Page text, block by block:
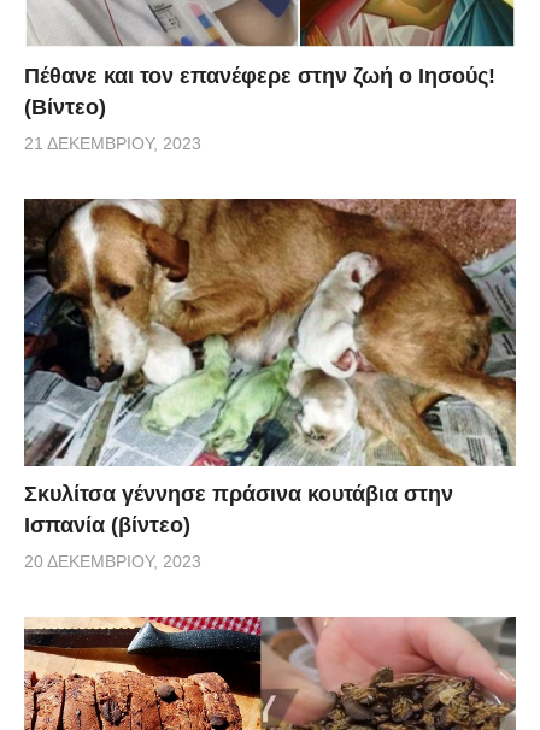
Πέθανε και τον επανέφερε στην ζωή ο Ιησούς!
(Βίντεο)
21 ΔΕΚΕΜΒΡΊΟΥ, 2023
Σκυλίτσα γέννησε πράσινα κουτάβια στην
Ισπανία (βίντεο)
20 ΔΕΚΕΜΒΡΊΟΥ, 2023